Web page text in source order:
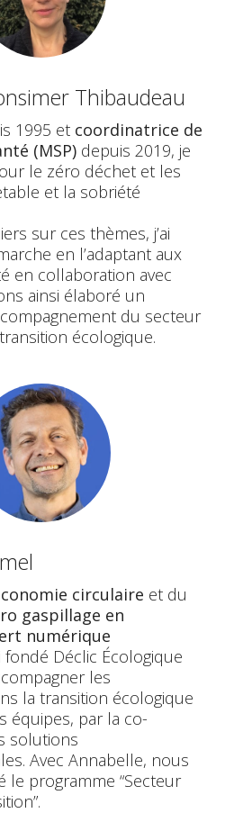
Thibaudeau
1995 et coordinatrice de
(MSP) depuis 2019, je
le zéro déchet et les
et la sobriété
sur ces thèmes, j’ai
en l’adaptant aux
en collaboration avec
ainsi élaboré un
du secteur
écologique.
circulaire et du
gaspillage en
numérique
fondé Déclic Écologique
les
la transition écologique
équipes, par la co-
solutions
Avec Annabelle, nous
le programme “Secteur